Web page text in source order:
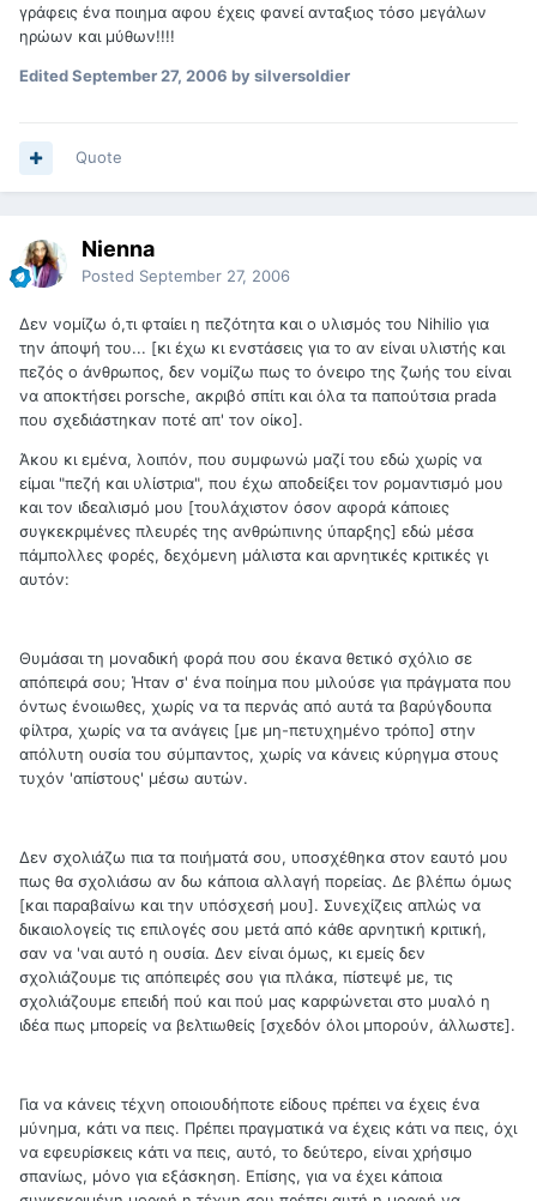
γράφεις ένα ποιημα αφου έχεις φανεί ανταξιος τόσο μεγάλων
ηρώων και μύθων!!!!
EditedSeptember 27, 2006 by silversoldier
Quote
Nienna
Posted September 27, 2006
Δεν νομίζω ό,τι φταίει η πεζότητα και ο υλισμός του Nihilio για
την άποψή του... [κι έχω κι ενστάσεις για το αν είναι υλιστής και
πεζός ο άνθρωπος, δεν νομίζω πως το όνειρο της ζωής του είναι
να αποκτήσει porsche, ακριβό σπίτι και όλα τα παπούτσια prada
που σχεδιάστηκαν ποτέ απ' τον οίκο].
Άκου κι εμένα, λοιπόν, που συμφωνώ μαζί του εδώ χωρίς να
είμαι "πεζή και υλίστρια", που έχω αποδείξει τον ρομαντισμό μου
και τον ιδεαλισμό μου [τουλάχιστον όσον αφορά κάποιες
συγκεκριμένες πλευρές της ανθρώπινης ύπαρξης] εδώ μέσα
πάμπολλες φορές, δεχόμενη μάλιστα και αρνητικές κριτικές γι
αυτόν:
Θυμάσαι τη μοναδική φορά που σου έκανα θετικό σχόλιο σε
απόπειρά σου; Ήταν σ' ένα ποίημα που μιλούσε για πράγματα που
όντως ένοιωθες, χωρίς να τα περνάς από αυτά τα βαρύγδουπα
φίλτρα, χωρίς να τα ανάγεις [με μη-πετυχημένο τρόπο] στην
απόλυτη ουσία του σύμπαντος, χωρίς να κάνεις κύρηγμα στους
τυχόν 'απίστους' μέσω αυτών.
Δεν σχολιάζω πια τα ποιήματά σου, υποσχέθηκα στον εαυτό μου
πως θα σχολιάσω αν δω κάποια αλλαγή πορείας. Δε βλέπω όμως
[και παραβαίνω και την υπόσχεσή μου]. Συνεχίζεις απλώς να
δικαιολογείς τις επιλογές σου μετά από κάθε αρνητική κριτική,
σαν να 'ναι αυτό η ουσία. Δεν είναι όμως, κι εμείς δεν
σχολιάζουμε τις απόπειρές σου για πλάκα, πίστεψέ με, τις
σχολιάζουμε επειδή πού και πού μας καρφώνεται στο μυαλό η
ιδέα πως μπορείς να βελτιωθείς [σχεδόν όλοι μπορούν, άλλωστε].
Για να κάνεις τέχνη οποιουδήποτε είδους πρέπει να έχεις ένα
μύνημα, κάτι να πεις. Πρέπει πραγματικά να έχεις κάτι να πεις, όχι
να εφευρίσκεις κάτι να πεις, αυτό, το δεύτερο, είναι χρήσιμο
σπανίως, μόνο για εξάσκηση. Επίσης, για να έχει κάποια